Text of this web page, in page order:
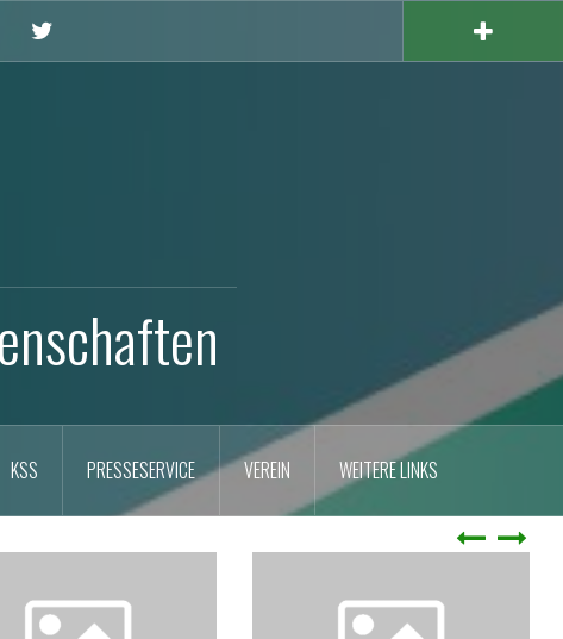
KSS PRESSESERVICE VEREIN WEITERE LINKS